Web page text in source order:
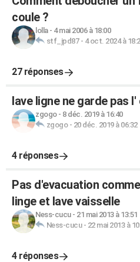
coule ?
lolla- 4 mai 2006 à 18:00
stf_jpd87- 4 oct. 2024 à
27 réponses
lave ligne ne garde pas l'
zgogo- 8 déc. 2019 à 16:40
zgogo- 20 déc. 2019 à 06:32
4 réponses
Pas d'evacuation
linge et lave vaisselle
Ness-cucu- 21 mai 2013 à 13:51
Ness-cucu- 22 mai 2013 à
4 réponses